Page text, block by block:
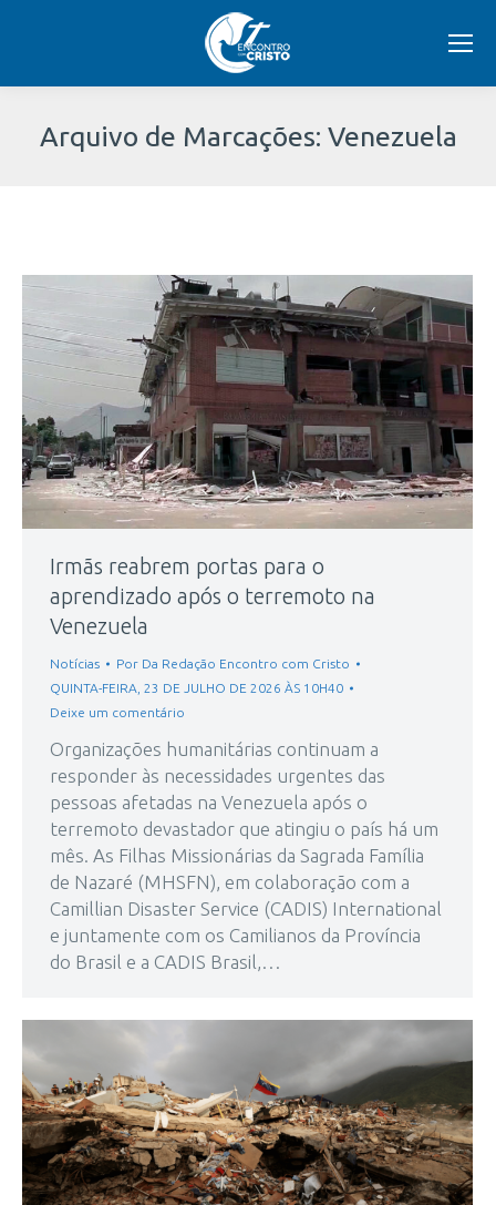
Arquivo de Marcações: Venezuela
Irmãs reabrem portas para o
aprendizado após o terremoto na
Venezuela
Notícias Por Da Redação Encontro com Cristo
QUINTA-FEIRA, 23 DE JULHO DE 2026 ÀS 10H40
Deixe um comentário
Organizações humanitárias continuam a
responder às necessidades urgentes das
pessoas afetadas na Venezuela após o
terremoto devastador que atingiu o país há um
mês. As Filhas Missionárias da Sagrada Família
de Nazaré (MHSFN), em colaboração com a
Camillian Disaster Service (CADIS) International
e juntamente com os Camilianos da Província
do Brasil e a CADIS Brasil,…